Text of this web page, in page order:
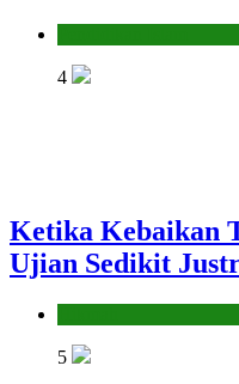
4
Ketika Kebaikan
Ujian Sedikit
5